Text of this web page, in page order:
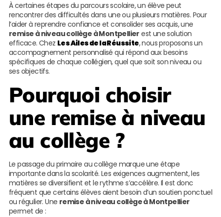
À certaines étapes du parcours scolaire, un élève peut
rencontrer des difficultés dans une ou plusieurs matières. Pour
l’aider à reprendre confiance et consolider ses acquis, une
remise à niveau collège à Montpellier est une solution
efficace. Chez Les Ailes de la Réussite, nous proposons un
accompagnement personnalisé qui répond aux besoins
spécifiques de chaque collégien, quel que soit son niveau ou
ses objectifs.
Pourquoi choisir
une remise à niveau
au collège ?
Le passage du primaire au collège marque une étape
importante dans la scolarité. Les exigences augmentent, les
matières se diversifient et le rythme s’accélère. Il est donc
fréquent que certains élèves aient besoin d’un soutien ponctuel
ou régulier. Une remise à niveau collège à Montpellier
permet de :